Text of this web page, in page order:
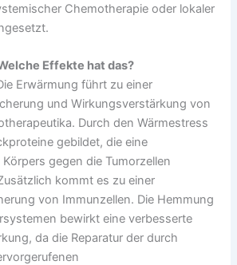
Chemotherapie oder lokaler
Effekte hat das?
Erwärmung führt zu einer
und Wirkungsverstärkung von
Durch den Wärmestress
gebildet, die eine
gegen die Tumorzellen
kommt es zu einer
von Immunzellen. Die Hemmung
bewirkt eine verbesserte
da die Reparatur der durch